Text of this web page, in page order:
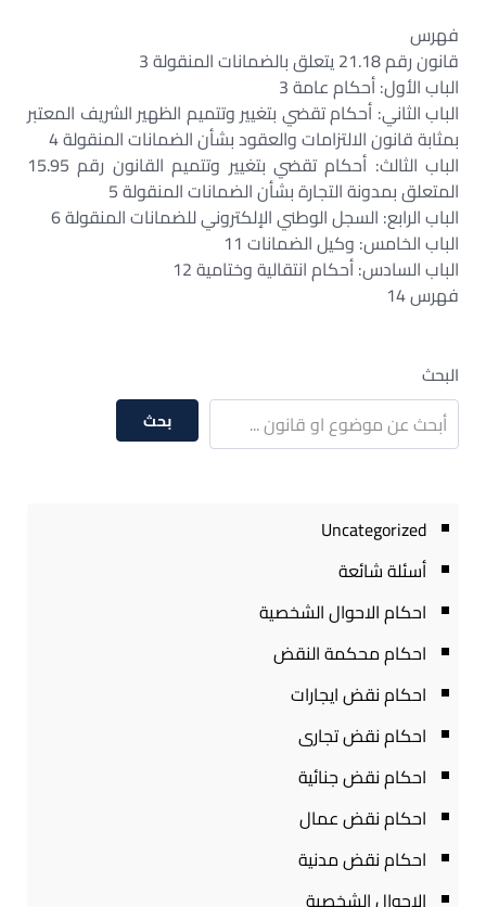
فهرس
قانون رقم 21.18 يتعلق بالضمانات المنقولة 3
الباب الأول: أحكام عامة 3
الباب الثاني: أحكام تقضي بتغيير وتتميم الظهير الشريف المعتبر
بمثابة قانون الالتزامات والعقود بشأن الضمانات المنقولة 4
الباب الثالث: أحكام تقضي بتغيير وتتميم القانون رقم 15.95
المتعلق بمدونة التجارة بشأن الضمانات المنقولة 5
الباب الرابع: السجل الوطني الإلكتروني للضمانات المنقولة 6
الباب الخامس: وكيل الضمانات 11
الباب السادس: أحكام انتقالية وختامية 12
فهرس 14
البحث
بحث
Uncategorized
أسئلة شائعة
احكام الاحوال الشخصية
احكام محكمة النقض
احكام نقض ايجارات
احكام نقض تجارى
احكام نقض جنائية
احكام نقض عمال
احكام نقض مدنية
الاحوال الشخصية